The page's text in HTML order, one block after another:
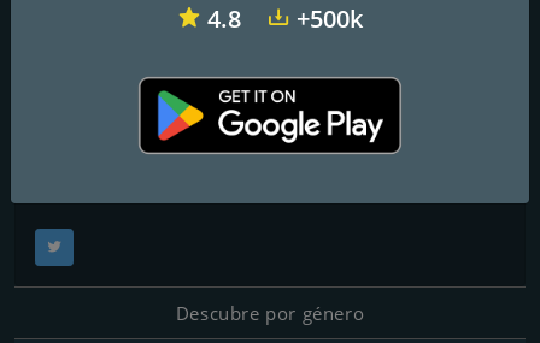
: 90.5 FM
Contactos
http://radiocarnaval.cl/sanantonio/
Descubre por género
4.8 +500k